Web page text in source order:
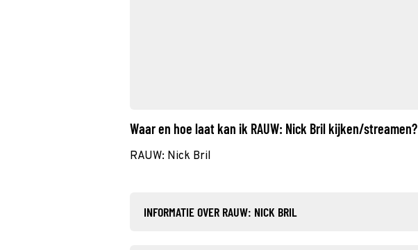
Waar en hoe laat kan ik RAUW: Nick Bril kijken/streamen?
RAUW: Nick Bril
INFORMATIE OVER RAUW: NICK BRIL